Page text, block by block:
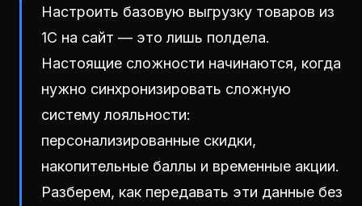
Настроить базовую выгрузку товаров из
1С на сайт — это лишь полдела.
Настоящие сложности начинаются, когда
нужно синхронизировать сложную
систему лояльности:
персонализированные скидки,
накопительные баллы и временные акции.
Разберем, как передавать эти данные без